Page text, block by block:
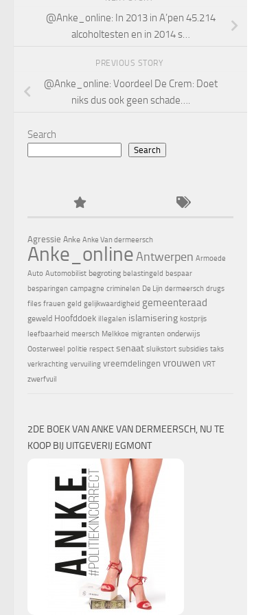
@Anke_online: In 2013 in A’pen 45.214
alcoholtesten en in 2014 s…
PREVIOUS STORY
@Anke_online: Voordeel De Crem: Doet
niks dus ook geen schade….
Search
Search
Agressie Anke Anke Van dermeersch
Anke_onlineAntwerpen Armoede
Auto Automobilist begroting belastingeld bespaar
besparingen campagne criminelen De Lijn dermeersch drugs
files frauen geld gelijkwaardigheid gemeenteraad
geweld Hoofddoek illegalen islamisering kostprijs
leefbaarheid meersch Melkkoe migranten onderwijs
Oosterweel politie respect senaat sluikstort subsidies taks
verkrachting vervuiling vreemdelingen vrouwen VRT
zwerfvuil
2DE BOEK VAN ANKE VAN DERMEERSCH, NU TE
KOOP BIJ UITGEVERIJ EGMONT